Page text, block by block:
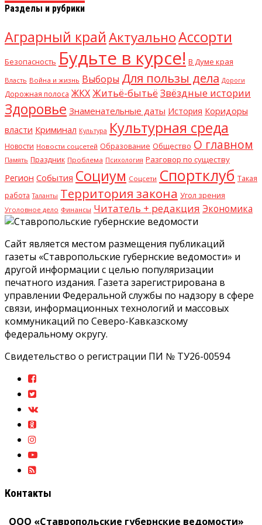
Разделы и рубрики
Аграрный крайАктуальноАссорти
Безопасность Будьте в курсе! В Думе края
Власть Война и жизнь Выборы Для пользы дела Дороги
Дорожная полоса ЖКХЖитьё-бытьё Звёздные истории
Здоровье Знаменательные даты История Коридоры
власти Криминал Культура Культурная среда
Новости Новости соцсетей Образование Общество О главном
Память Праздник Проблема Психология Разговор по существу
Регион События Социум Соцсети Спортклуб Такая
работа Таланты Территория закона Угол зрения
Уголовное дело Финансы Читатель + редакция Экономика
Сайт является местом размещения публикаций
газеты «Ставропольские губернские ведомости» и
другой информации с целью популяризации
печатного издания. Газета зарегистрирована в
управлении Федеральной службы по надзору в сфере
связи, информационных технологий и массовых
коммуникаций по Северо-Кавказскому
федеральному округу.
Свидетельство о регистрации ПИ № ТУ26-00594
Контакты
ООО «Ставропольские губернские ведомости»